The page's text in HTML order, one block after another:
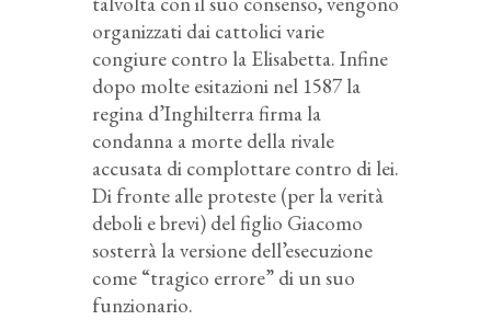
organizzati dai cattolici varie
congiure contro la Elisabetta. Infine
dopo molte esitazioni nel 1587 la
regina d’Inghilterra firma la
condanna a morte della rivale
accusata di complottare contro di lei.
Di fronte alle proteste (per la verità
deboli e brevi) del figlio Giacomo
sosterrà la versione dell’esecuzione
come “tragico errore” di un suo
funzionario.